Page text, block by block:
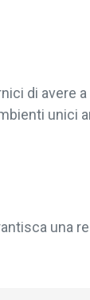
di avere
unici
una